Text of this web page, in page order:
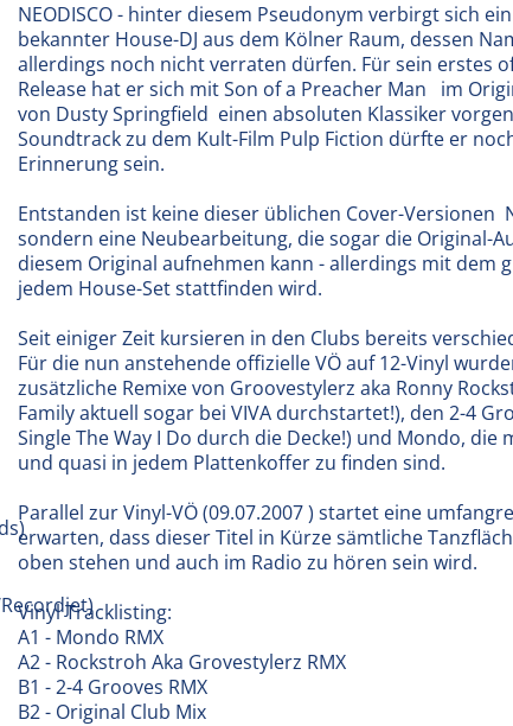
NEODISCO - hinter diesem Pseudonym verbirgt sich
bekannter House-DJ aus dem Kölner Raum, dessen
allerdings noch nicht verraten dürfen. Für sein erstes
Release hat er sich mit Son of a Preacher Man   im
von Dusty Springfield  einen absoluten Klassiker
Soundtrack zu dem Kult-Film Pulp Fiction dürfte er
Erinnerung sein.
Entstanden ist keine dieser üblichen Cover-Versionen 
sondern eine Neubearbeitung, die sogar die Original-
diesem Original aufnehmen kann - allerdings mit dem
jedem House-Set stattfinden wird.
Seit einiger Zeit kursieren in den Clubs bereits
Für die nun anstehende offizielle VÖ auf 12-Vinyl
zusätzliche Remixe von Groovestylerz aka Ronny
Family aktuell sogar bei VIVA durchstartet!), den 2-4
Single The Way I Do durch die Decke!) und Mondo,
und quasi in jedem Plattenkoffer zu finden sind.
Parallel zur Vinyl-VÖ (09.07.2007 ) startet eine
erwarten, dass dieser Titel in Kürze sämtliche
oben stehen und auch im Radio zu hören sein wird.
Vinyl Tracklisting:
A1 - Mondo RMX
A2 - Rockstroh Aka Grovestylerz RMX
B1 - 2-4 Grooves RMX
B2 - Original Club Mix